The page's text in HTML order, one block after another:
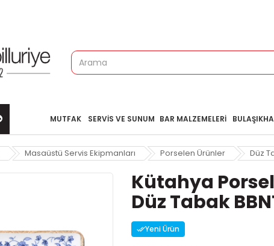
MUTFAK SERVIS VE SUNUM BAR MALZEMELERI
Masaüstü Servis Ekipmanları Porselen Ürünler Düz
Kütahya
Düz Tabak
Yeni Ürün